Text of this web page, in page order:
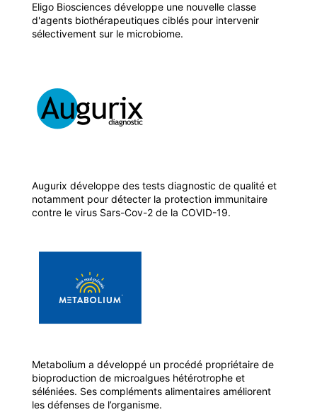
Eligo Biosciences développe une nouvelle classe
d'agents biothérapeutiques ciblés pour intervenir
sélectivement sur le microbiome.
Augurix développe des tests diagnostic de qualité et
notamment pour détecter la protection immunitaire
contre le virus Sars-Cov-2 de la COVID-19.
Metabolium a développé un procédé propriétaire de
bioproduction de microalgues hétérotrophe et
séléniées. Ses compléments alimentaires améliorent
les défenses de l’organisme.